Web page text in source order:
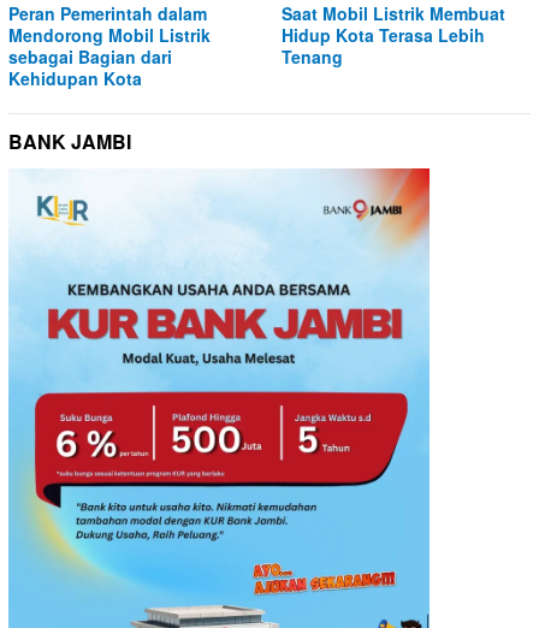
Peran Pemerintah dalam
Mendorong Mobil Listrik
sebagai Bagian dari
Kehidupan Kota
Saat Mobil Listrik Membuat
Hidup Kota Terasa Lebih
Tenang
BANK JAMBI